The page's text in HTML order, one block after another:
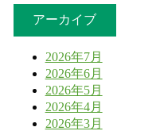
アーカイブ
2026年7月
2026年6月
2026年5月
2026年4月
2026年3月